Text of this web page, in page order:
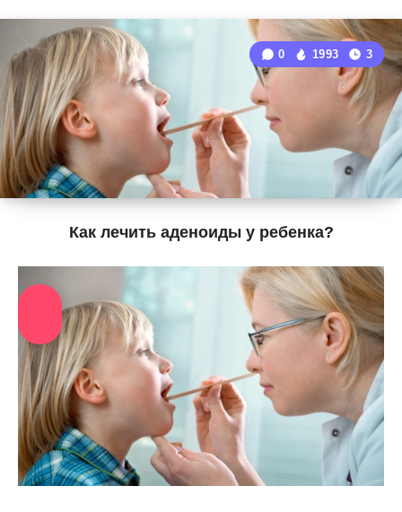
Как лечить аденоиды у ребенка?
0 1993 3